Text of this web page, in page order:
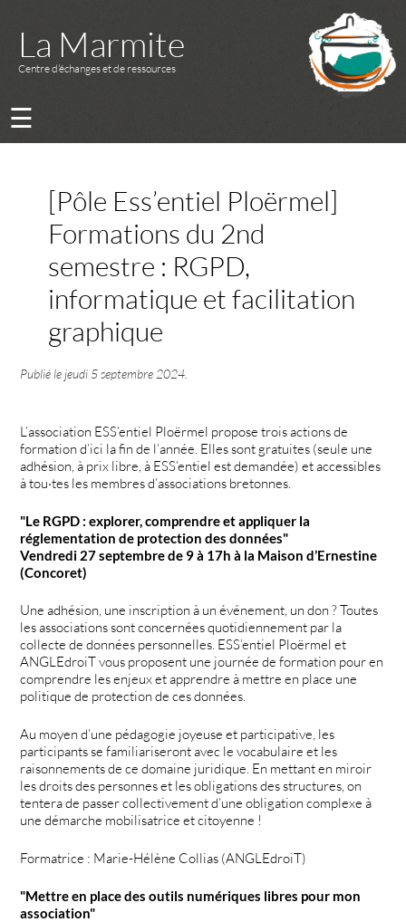
La Marmite
Centre d’échanges et de ressources
☰
[Pôle Ess’entiel Ploërmel]
Formations du 2nd
semestre : RGPD,
informatique et facilitation
graphique
Publié le jeudi 5 septembre 2024
L’association ESS’entiel Ploërmel propose trois actions de
formation d’ici la fin de l’année. Elles sont gratuites (seule une
adhésion, à prix libre, à ESS’entiel est demandée) et accessibles
à tou·tes les membres d’associations bretonnes.
"Le RGPD : explorer, comprendre et appliquer la
réglementation de protection des données"
Vendredi 27 septembre de 9 à 17h à la Maison d’Ernestine
(Concoret)
Une adhésion, une inscription à un événement, un don ? Toutes
les associations sont concernées quotidiennement par la
collecte de données personnelles. ESS’entiel Ploërmel et
ANGLEdroiT vous proposent une journée de formation pour en
comprendre les enjeux et apprendre à mettre en place une
politique de protection de ces données.
Au moyen d’une pédagogie joyeuse et participative, les
participants se familiariseront avec le vocabulaire et les
raisonnements de ce domaine juridique. En mettant en miroir
les droits des personnes et les obligations des structures, on
tentera de passer collectivement d’une obligation complexe à
une démarche mobilisatrice et citoyenne !
Formatrice : Marie-Hélène Collias (ANGLEdroiT)
"Mettre en place des outils numériques libres pour mon
association"